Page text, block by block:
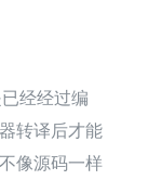
经经过编
转译后才能
像源码一样